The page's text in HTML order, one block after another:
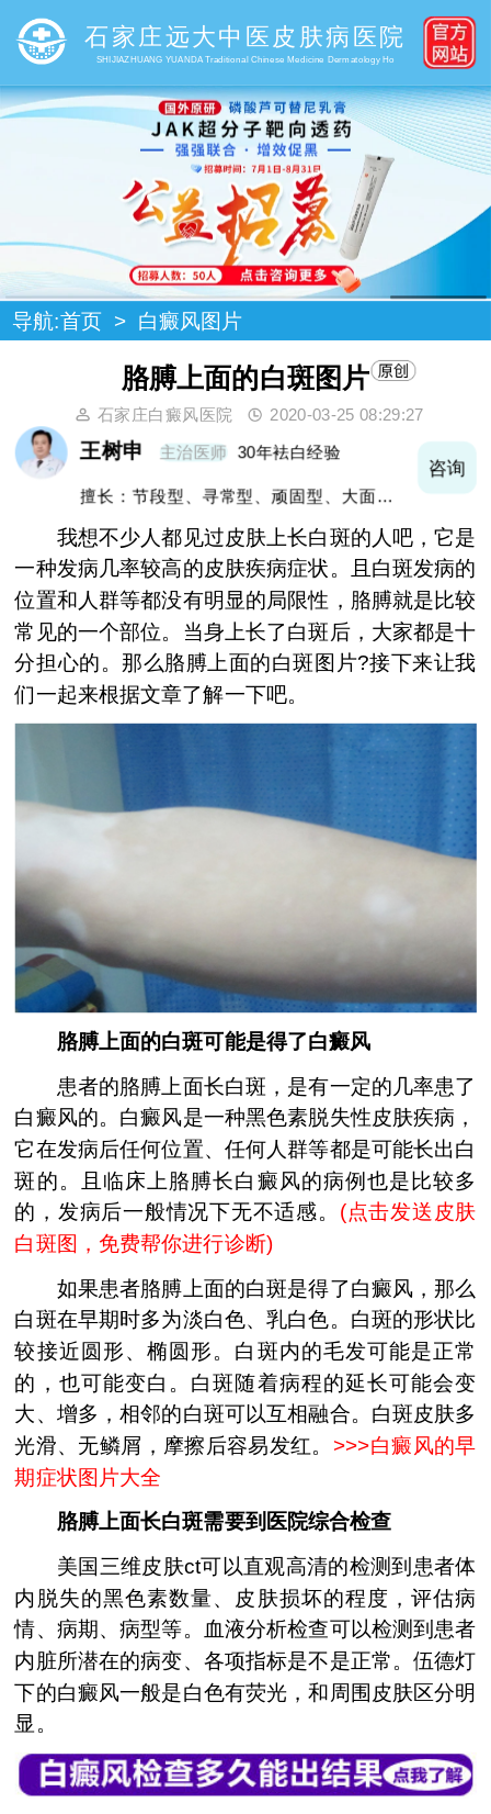
石家庄远大中医皮肤病医院
SHIJIAZHUANG YUANDA Traditional Chinese Medicine Dermatology Ho
导航:首页 > 白癜风图片
胳膊上面的白斑图片
石家庄白癜风医院 2020-03-25 08:29:27
王树申 主治医师 30年袪白经验
擅长：节段型、寻常型、顽固型、大面积白
咨询
我想不少人都见过皮肤上长白斑的人吧，它是
一种发病几率较高的皮肤疾病症状。且白斑发病的
位置和人群等都没有明显的局限性，胳膊就是比较
常见的一个部位。当身上长了白斑后，大家都是十
分担心的。那么胳膊上面的白斑图片?接下来让我
们一起来根据文章了解一下吧。
胳膊上面的白斑可能是得了白癜风
患者的胳膊上面长白斑，是有一定的几率患了
白癜风的。白癜风是一种黑色素脱失性皮肤疾病，
它在发病后任何位置、任何人群等都是可能长出白
斑的。且临床上胳膊长白癜风的病例也是比较多
的，发病后一般情况下无不适感。 (点击发送皮肤
白斑图，免费帮你进行诊断)
如果患者胳膊上面的白斑是得了白癜风，那么
白斑在早期时多为淡白色、乳白色。白斑的形状比
较接近圆形、椭圆形。白斑内的毛发可能是正常
的，也可能变白。白斑随着病程的延长可能会变
大、增多，相邻的白斑可以互相融合。白斑皮肤多
光滑、无鳞屑，摩擦后容易发红。 >>>白癜风的早
期症状图片大全
胳膊上面长白斑需要到医院综合检查
美国三维皮肤ct可以直观高清的检测到患者体
内脱失的黑色素数量、皮肤损坏的程度，评估病
情、病期、病型等。血液分析检查可以检测到患者
内脏所潜在的病变、各项指标是不是正常。伍德灯
下的白癜风一般是白色有荧光，和周围皮肤区分明
显。